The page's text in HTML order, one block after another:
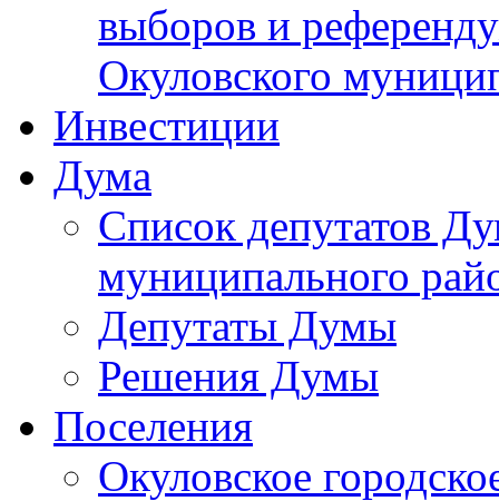
выборов и
Окуловского
Инвестиции
Дума
Список депутатов
муниципального
Депутаты Думы
Решения Думы
Поселения
Окуловское